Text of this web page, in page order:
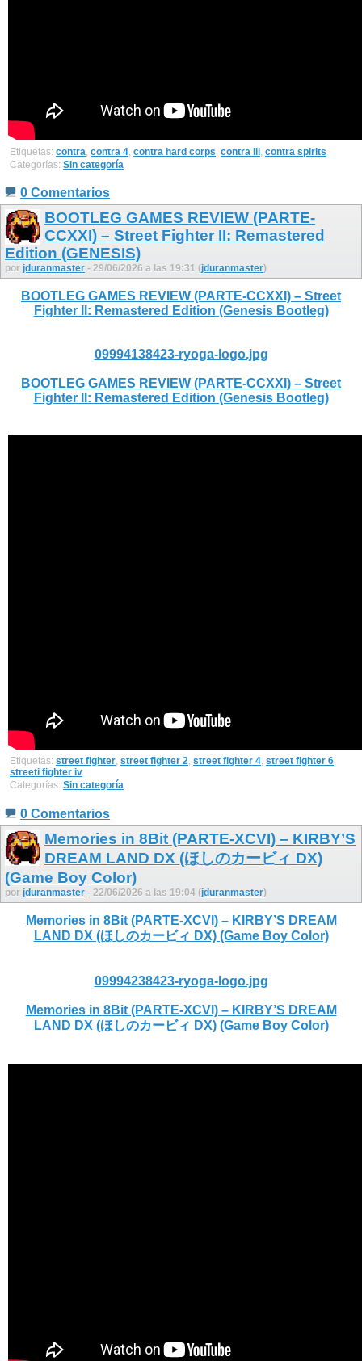
Etiquetas: contra contra 4 contra hard corps contra iii contra spirits
Categorías: Sin categoría
0 Comentarios
BOOTLEG GAMES REVIEW (PARTE-
CCXXI) – Street Fighter II: Remastered
Edition (GENESIS)
por jduranmaster - 29/06/2026 a las 19:31 (jduranmaster)
BOOTLEG GAMES REVIEW (PARTE-CCXXI) – Street
Fighter II: Remastered Edition (Genesis Bootleg)
09994138423-ryoga-logo.jpg
BOOTLEG GAMES REVIEW (PARTE-CCXXI) – Street
Fighter II: Remastered Edition (Genesis Bootleg)
Etiquetas: street fighter, street fighter 2, street fighter 4, street fighter 6,
streeti fighter iv
Categorías: Sin categoría
0 Comentarios
Memories in 8Bit (PARTE-XCVI) – KIRBY’S
DREAM LAND DX (ほしのカービィ DX)
(Game Boy Color)
por jduranmaster - 22/06/2026 a las 19:04 (jduranmaster)
Memories in 8Bit (PARTE-XCVI) – KIRBY’S DREAM
LAND DX (ほしのカービィ DX) (Game Boy Color)
09994238423-ryoga-logo.jpg
Memories in 8Bit (PARTE-XCVI) – KIRBY’S DREAM
LAND DX (ほしのカービィ DX) (Game Boy Color)